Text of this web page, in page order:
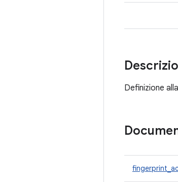
Definizione